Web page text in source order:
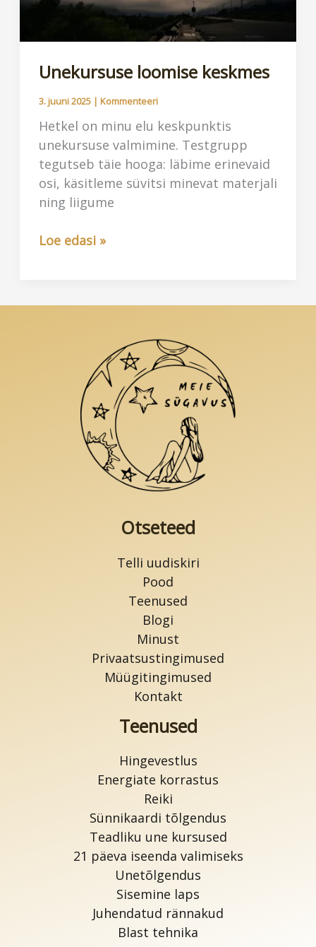
Unekursuse loomise keskmes
3. juuni 2025 | Kommenteeri
Hetkel on minu elu keskpunktis
unekursuse valmimine. Testgrupp
tegutseb täie hooga: läbime erinevaid
osi, käsitleme süvitsi minevat materjali
ning liigume
Unekursuse
Loe edasi »
Otseteed
Telli uudiskiri
Pood
Teenused
Blogi
Minust
Privaatsustingimused
Müügitingimused
Kontakt
Teenused
Hingevestlus
Energiate korrastus
Reiki
Sünnikaardi tõlgendus
Teadliku une kursused
21 päeva iseenda valimiseks
Unetõlgendus
Sisemine laps
Juhendatud rännakud
Blast tehnika